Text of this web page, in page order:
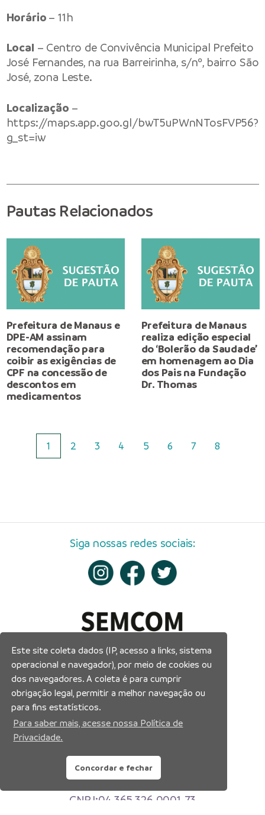
Horário – 11h
Local – Centro de Convivência Municipal Prefeito
José Fernandes, na rua Barreirinha, s/nº, bairro São
José, zona Leste.
Localização –
https://maps.app.goo.gl/bwT5uPWnNTosFVP56?
g_st=iw
Pautas Relacionados
Prefeitura de Manaus e
DPE-AM assinam
recomendação para
coibir as exigências de
CPF na concessão de
descontos em
medicamentos
Prefeitura de Manaus
realiza edição especial
do ‘Bolerão da Saudade’
em homenagem ao Dia
dos Pais na Fundação
Dr. Thomas
1 2 3 4 5 6 7 8
Siga nossas redes sociais:
Prefeitura Municipal de Manaus
Município de Manaus
CNPJ:04.365.326.0001-73
Este site coleta dados (IP, acesso a links, sistema
operacional e navegador), por meio de cookies ou
dos navegadores. A coleta é para cumprir
obrigação legal, permitir a melhor navegação ou
para fins estatísticos.
Para saber mais, acesse nossa Política de
Privacidade.
Concordar e fechar